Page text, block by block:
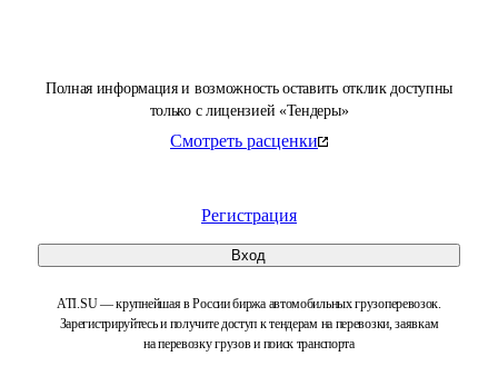
Полная информация и возможность оставить отклик доступны
только с лицензией «Тендеры»
Смотреть расценки
Регистрация
Вход
ATI.SU — крупнейшая в России биржа автомобильных грузоперевозок.
Зарегистрируйтесь и получите доступ к тендерам на перевозки, заявкам
на перевозку грузов и поиск транспорта